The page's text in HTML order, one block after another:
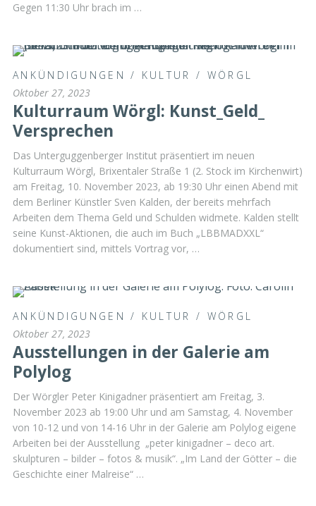
Gegen 11:30 Uhr brach im …
ANKÜNDIGUNGEN / KULTUR / WÖRGL
Oktober 27, 2023
Kulturraum Wörgl: Kunst_Geld_
Versprechen
Das Unterguggenberger Institut präsentiert im neuen
Kulturraum Wörgl, Brixentaler Straße 1 (2. Stock im Kirchenwirt)
am Freitag, 10. November 2023, ab 19:30 Uhr einen Abend mit
dem Berliner Künstler Sven Kalden, der bereits mehrfach
Arbeiten dem Thema Geld und Schulden widmete. Kalden stellt
seine Kunst-Aktionen, die auch im Buch „LBBMADXXL“
dokumentiert sind, mittels Vortrag vor, …
ANKÜNDIGUNGEN / KULTUR / WÖRGL
Oktober 27, 2023
Ausstellungen in der Galerie am
Polylog
Der Wörgler Peter Kinigadner präsentiert am Freitag, 3.
November 2023 ab 19:00 Uhr und am Samstag, 4. November
von 10-12 und von 14-16 Uhr in der Galerie am Polylog eigene
Arbeiten bei der Ausstellung „peter kinigadner – deco art.
skulpturen – bilder – fotos & musik“. „Im Land der Götter – die
Geschichte einer Malreise“ …